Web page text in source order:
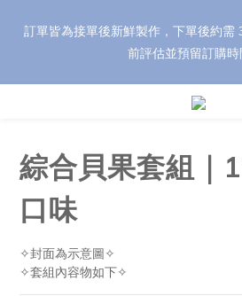
折（刷卡最高優惠）。 輸入折扣碼 【
85 折優惠！
訂單皆為接單後新鮮製作，下單後約需
前評估並預留訂購時
🎁 【中秋禮盒訂購優惠】 任選 8 盒以
綜合貝果套組｜
口味
✧封面為示意圖✧
✧套組內容物如下✧